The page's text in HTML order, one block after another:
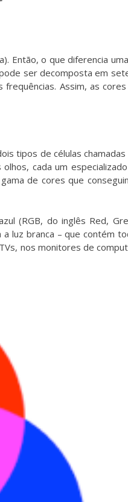
Então, o que diferencia
ser decomposta em
Assim, as
tipos de células
cada um
de cores que
(RGB, do inglês Red,
luz branca – que contém
nos monitores de